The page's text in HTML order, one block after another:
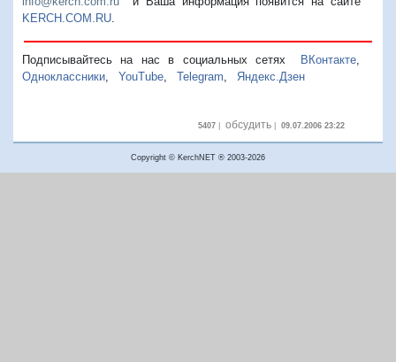
KERCH.COM.RU
Подписывайтесь на нас в социальных сетях ВКонтакте,
Одноклассники
YouTube Telegram Яндекс.Дзен
5407| обсудить| 09.07.2006 23:22
Copyright © KerchNET ® 2003-2026